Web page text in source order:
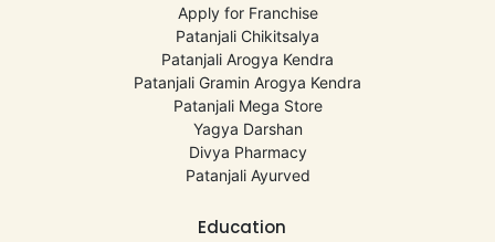
Apply for Franchise
Patanjali Chikitsalya
Patanjali Arogya Kendra
Patanjali Gramin Arogya Kendra
Patanjali Mega Store
Yagya Darshan
Divya Pharmacy
Patanjali Ayurved
Education